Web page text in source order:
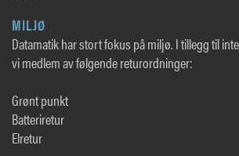
MILJØ
Datamatik har stort fokus på miljø. I tillegg til
vi medlem av følgende returordninger:
Grønt punkt
Batteriretur
Elretur